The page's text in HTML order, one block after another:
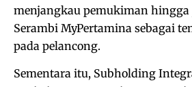
menjangkau pemukiman hingga
Serambi MyPertamina sebagai
pada pelancong.
Sementara itu, Subholding